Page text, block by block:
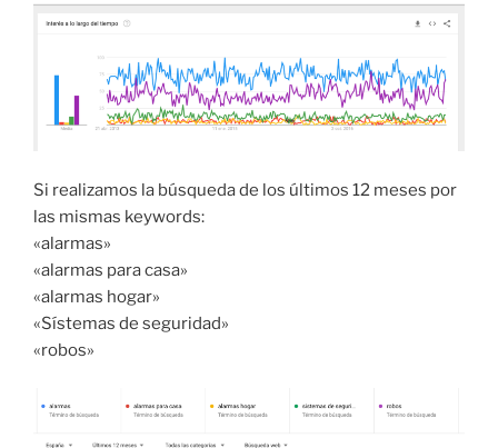
Si realizamos la búsqueda de los últimos 12 meses por
las mismas keywords:
«alarmas»
«alarmas para casa»
«alarmas hogar»
«Sístemas de seguridad»
«robos»